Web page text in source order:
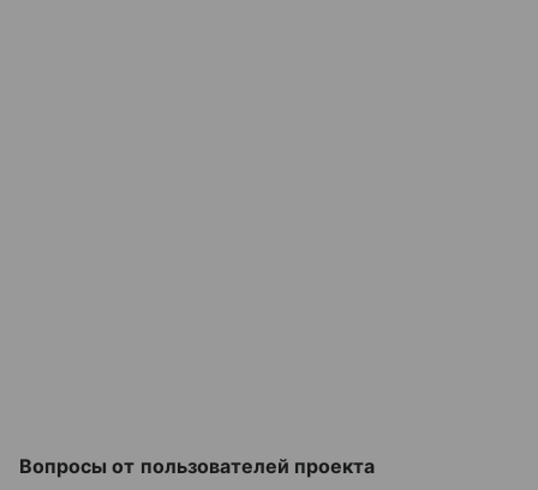
Вопросы от пользователей проекта